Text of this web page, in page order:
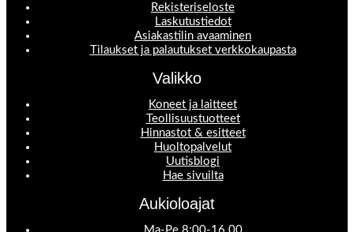
Rekisteriseloste
Laskutustiedot
Asiakastilin avaaminen
Tilaukset ja palautukset verkkokaupasta
Valikko
Koneet ja laitteet
Teollisuustuotteet
Hinnastot & esitteet
Huoltopalvelut
Uutisblogi
Hae sivuilta
Aukioloajat